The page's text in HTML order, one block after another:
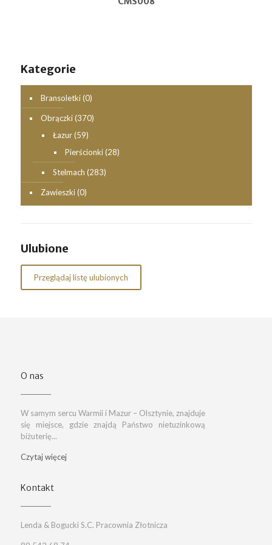
Kategorie
Bransoletki (0)
Obrączki (370)
Łazur (59)
Pierścionki (28)
Stelmach (283)
Zawieszki (0)
Ulubione
Przeglądaj listę ulubionych
O nas
W samym sercu Warmii i Mazur – Olsztynie, znajduje
się miejsce, gdzie znajdą Państwo nietuzinkową
biżuterię...
Czytaj więcej
Kontakt
Lenda & Bogucki S.C. Pracownia Złotnicza